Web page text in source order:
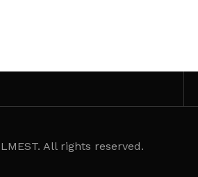
All rights reserved.